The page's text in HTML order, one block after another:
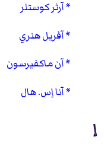
آرثر كوستلر
آفريل هنري
آن ماكفيرسون
آنا إس. هال
إ